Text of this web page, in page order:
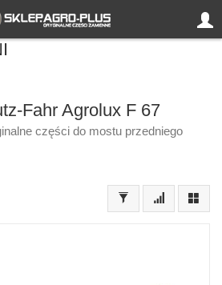
Fahr Agrolux F 67
części do mostu przedniego